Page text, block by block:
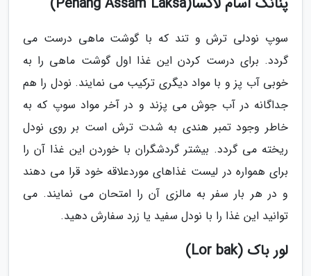
سوپ نودلی ترش و تند که با گوشت ماهی درست می
گردد. برای درست کردن این غذا اول گوشت ماهی را به
خوبی آب پز و با مواد دیگری ترکیب می نمایند. نودل را هم
جداگانه در آب جوش می پزند و در آخر مواد سوپ که به
خاطر وجود تمبر هندی به شدت ترش است بر روی نودل
ریخته می گردد. بیشتر گردشگران با خوردن این غذا آن را
برای همواره در لیست غذاهای موردعلاقه خود قرا می دهند
و در هر بار سفر به مالزی آن را امتحان می نمایند. می
توانید این غذا را با نودل سفید یا زرد سفارش دهید.
لور باک (Lor bak)